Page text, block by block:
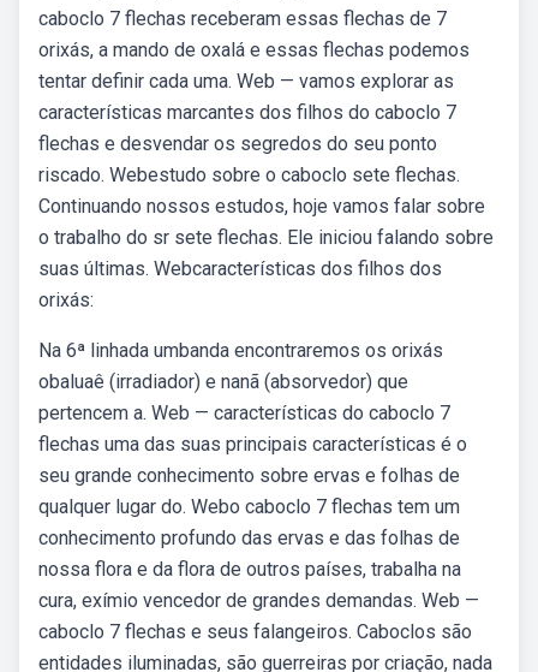
caboclo 7 flechas receberam essas flechas de 7
orixás, a mando de oxalá e essas flechas podemos
tentar definir cada uma. Web — vamos explorar as
características marcantes dos filhos do caboclo 7
flechas e desvendar os segredos do seu ponto
riscado. Webestudo sobre o caboclo sete flechas.
Continuando nossos estudos, hoje vamos falar sobre
o trabalho do sr sete flechas. Ele iniciou falando sobre
suas últimas. Webcaracterísticas dos filhos dos
orixás:
Na 6ª linhada umbanda encontraremos os orixás
obaluaê (irradiador) e nanã (absorvedor) que
pertencem a. Web — características do caboclo 7
flechas uma das suas principais características é o
seu grande conhecimento sobre ervas e folhas de
qualquer lugar do. Webo caboclo 7 flechas tem um
conhecimento profundo das ervas e das folhas de
nossa flora e da flora de outros países, trabalha na
cura, exímio vencedor de grandes demandas. Web —
caboclo 7 flechas e seus falangeiros. Caboclos são
entidades iluminadas, são guerreiras por criação, nada